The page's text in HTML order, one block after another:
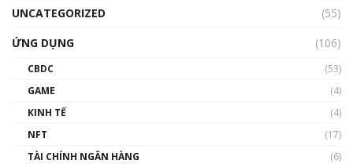
UNCATEGORIZED
(55)
ỨNG DỤNG
(106)
CBDC
(53)
GAME
(4)
KINH TẾ
(4)
NFT
(17)
TÀI CHÍNH NGÂN HÀNG
(6)